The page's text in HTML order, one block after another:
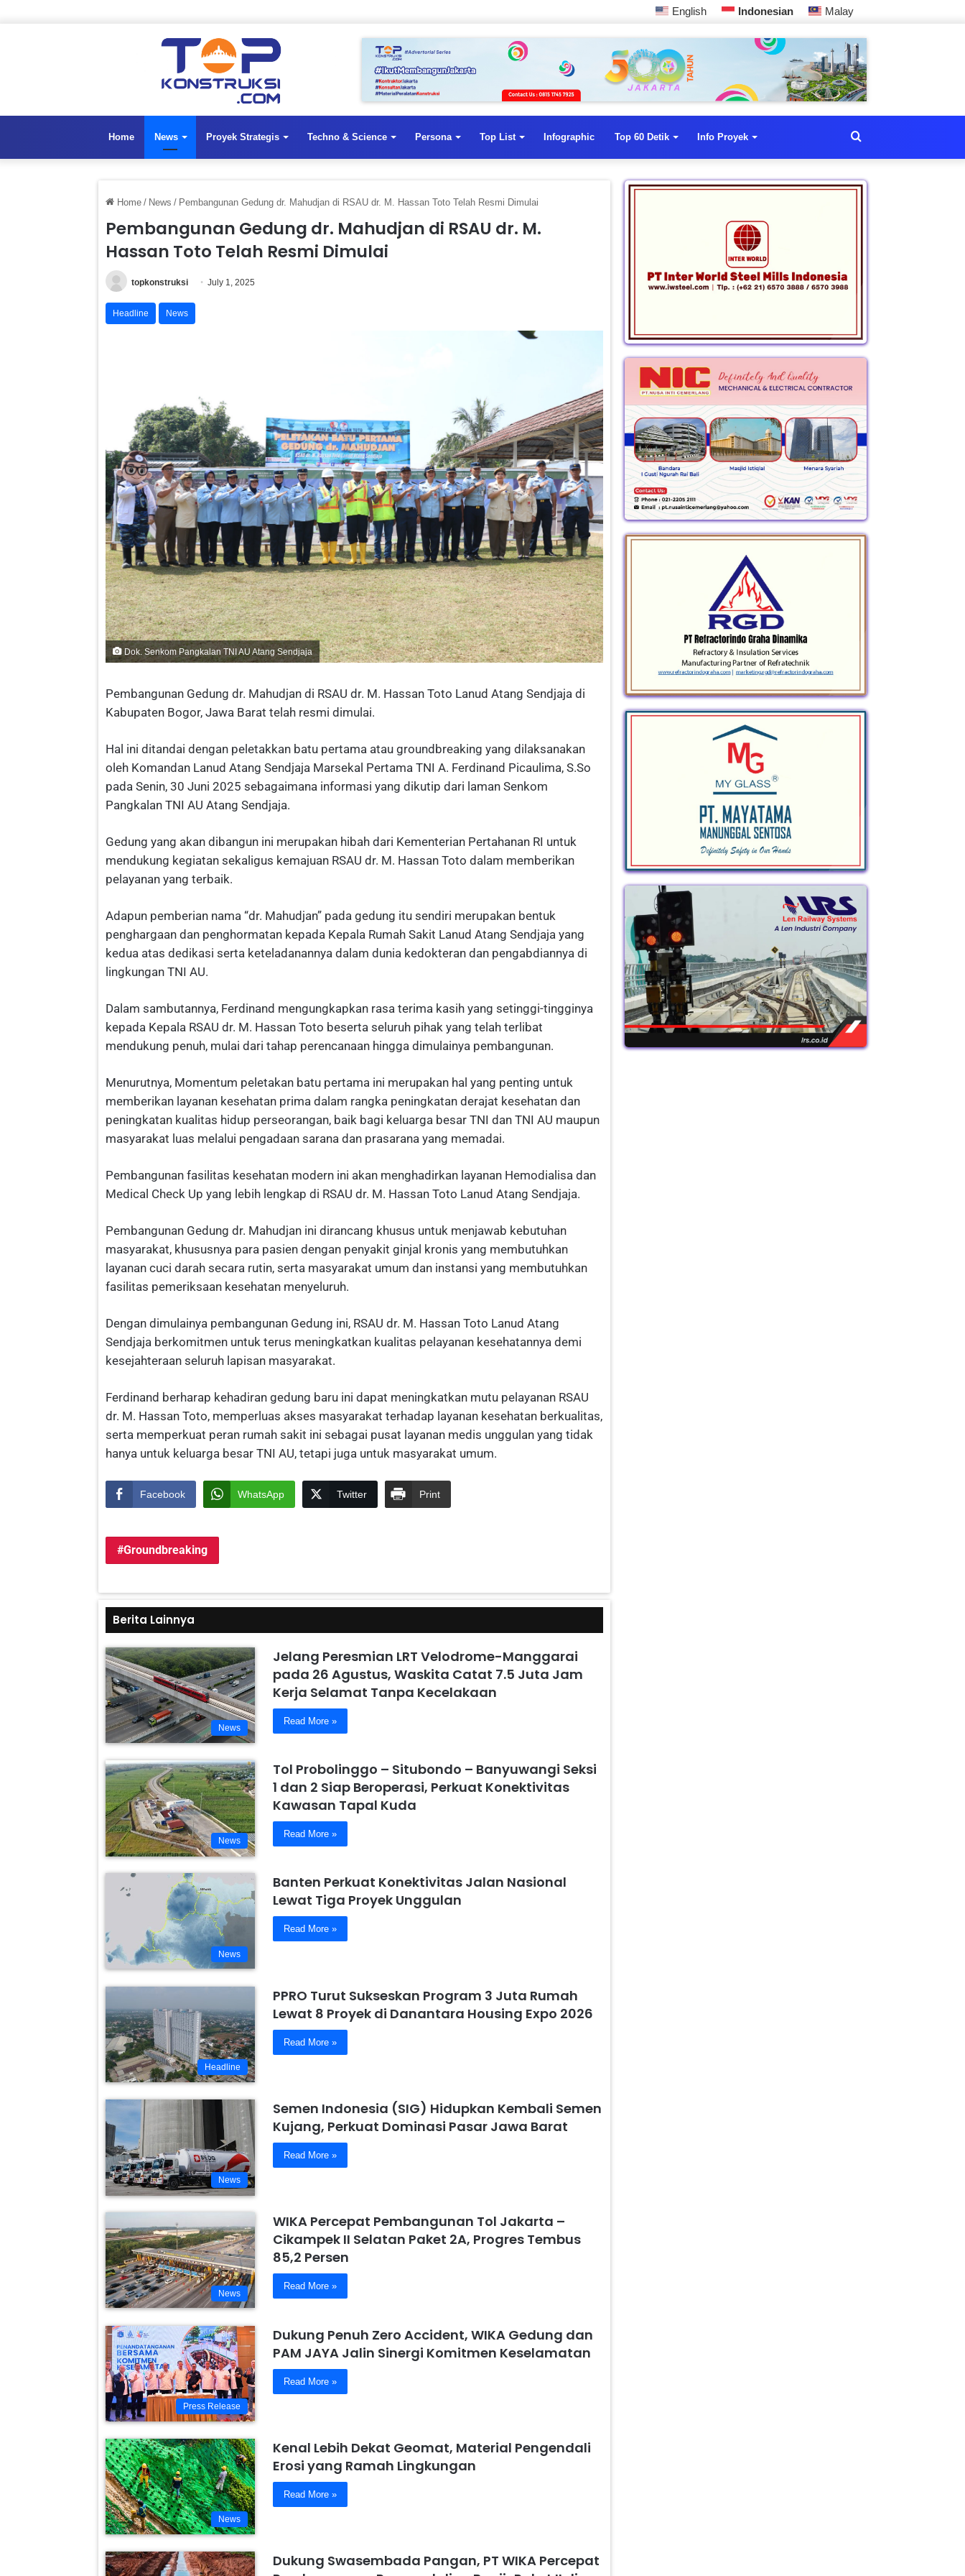
English Indonesian Malay
Home News Proyek Strategis Techno & Science Persona Top List Infographic Top 60 Detik Info Proyek
Home / News / Pembangunan Gedung dr. Mahudjan di RSAU dr. M. Hassan Toto Telah Resmi Dimulai
Pembangunan Gedung dr. Mahudjan di RSAU dr. M.
Hassan Toto Telah Resmi Dimulai
topkonstruksi July 1, 2025
Headline News
Dok. Senkom Pangkalan TNI AU Atang Sendjaja
Pembangunan Gedung dr. Mahudjan di RSAU dr. M. Hassan Toto Lanud Atang Sendjaja di
Kabupaten Bogor, Jawa Barat telah resmi dimulai.
Hal ini ditandai dengan peletakkan batu pertama atau groundbreaking yang dilaksanakan
oleh Komandan Lanud Atang Sendjaja Marsekal Pertama TNI A. Ferdinand Picaulima, S.So
pada Senin, 30 Juni 2025 sebagaimana informasi yang dikutip dari laman Senkom
Pangkalan TNI AU Atang Sendjaja.
Gedung yang akan dibangun ini merupakan hibah dari Kementerian Pertahanan RI untuk
mendukung kegiatan sekaligus kemajuan RSAU dr. M. Hassan Toto dalam memberikan
pelayanan yang terbaik.
Adapun pemberian nama “dr. Mahudjan” pada gedung itu sendiri merupakan bentuk
penghargaan dan penghormatan kepada Kepala Rumah Sakit Lanud Atang Sendjaja yang
kedua atas dedikasi serta keteladanannya dalam dunia kedokteran dan pengabdiannya di
lingkungan TNI AU.
Dalam sambutannya, Ferdinand mengungkapkan rasa terima kasih yang setinggi-tingginya
kepada Kepala RSAU dr. M. Hassan Toto beserta seluruh pihak yang telah terlibat
mendukung penuh, mulai dari tahap perencanaan hingga dimulainya pembangunan.
Menurutnya, Momentum peletakan batu pertama ini merupakan hal yang penting untuk
memberikan layanan kesehatan prima dalam rangka peningkatan derajat kesehatan dan
peningkatan kualitas hidup perseorangan, baik bagi keluarga besar TNI dan TNI AU maupun
masyarakat luas melalui pengadaan sarana dan prasarana yang memadai.
Pembangunan fasilitas kesehatan modern ini akan menghadirkan layanan Hemodialisa dan
Medical Check Up yang lebih lengkap di RSAU dr. M. Hassan Toto Lanud Atang Sendjaja.
Pembangunan Gedung dr. Mahudjan ini dirancang khusus untuk menjawab kebutuhan
masyarakat, khususnya para pasien dengan penyakit ginjal kronis yang membutuhkan
layanan cuci darah secara rutin, serta masyarakat umum dan instansi yang membutuhkan
fasilitas pemeriksaan kesehatan menyeluruh.
Dengan dimulainya pembangunan Gedung ini, RSAU dr. M. Hassan Toto Lanud Atang
Sendjaja berkomitmen untuk terus meningkatkan kualitas pelayanan kesehatannya demi
kesejahteraan seluruh lapisan masyarakat.
Ferdinand berharap kehadiran gedung baru ini dapat meningkatkan mutu pelayanan RSAU
dr. M. Hassan Toto, memperluas akses masyarakat terhadap layanan kesehatan berkualitas,
serta memperkuat peran rumah sakit ini sebagai pusat layanan medis unggulan yang tidak
hanya untuk keluarga besar TNI AU, tetapi juga untuk masyarakat umum.
Facebook WhatsApp Twitter Print
Groundbreaking
Berita Lainnya
News
Jelang Peresmian LRT Velodrome-Manggarai
pada 26 Agustus, Waskita Catat 7.5 Juta Jam
Kerja Selamat Tanpa Kecelakaan
Read More »
News
Tol Probolinggo – Situbondo – Banyuwangi Seksi
1 dan 2 Siap Beroperasi, Perkuat Konektivitas
Kawasan Tapal Kuda
Read More »
News
Banten Perkuat Konektivitas Jalan Nasional
Lewat Tiga Proyek Unggulan
Read More »
Headline
PPRO Turut Sukseskan Program 3 Juta Rumah
Lewat 8 Proyek di Danantara Housing Expo 2026
Read More »
News
Semen Indonesia (SIG) Hidupkan Kembali Semen
Kujang, Perkuat Dominasi Pasar Jawa Barat
Read More »
News
WIKA Percepat Pembangunan Tol Jakarta –
Cikampek II Selatan Paket 2A, Progres Tembus
85,2 Persen
Read More »
Press Release
Dukung Penuh Zero Accident, WIKA Gedung dan
PAM JAYA Jalin Sinergi Komitmen Keselamatan
Read More »
News
Kenal Lebih Dekat Geomat, Material Pengendali
Erosi yang Ramah Lingkungan
Read More »
Dukung Swasembada Pangan, PT WIKA Percepat